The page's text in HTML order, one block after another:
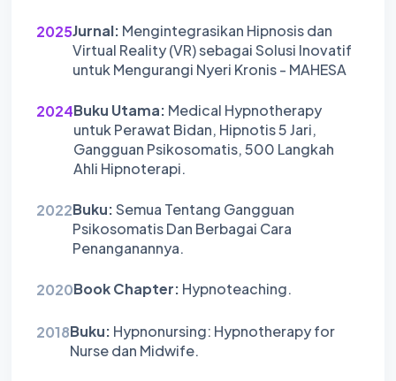
2025Jurnal: Mengintegrasikan Hipnosis dan
Virtual Reality (VR) sebagai Solusi Inovatif
untuk Mengurangi Nyeri Kronis - MAHESA
2024Buku Utama: Medical Hypnotherapy
untuk Perawat Bidan, Hipnotis 5 Jari,
Gangguan Psikosomatis, 500 Langkah
Ahli Hipnoterapi.
2022Buku:Semua Tentang Gangguan
Psikosomatis Dan Berbagai Cara
Penanganannya.
2020Book Chapter: Hypnoteaching.
2018Buku: Hypnonursing: Hypnotherapy for
Nurse dan Midwife.